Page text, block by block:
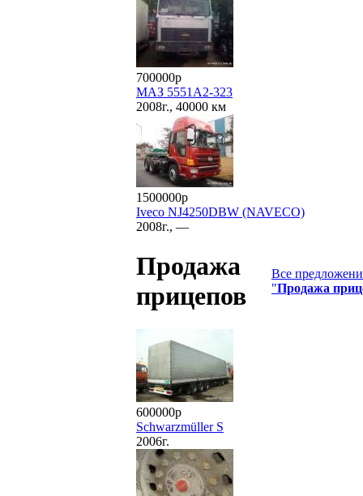
700000р
МАЗ 5551A2-323
2008г., 40000 км
1500000р
Iveco NJ4250DBW (NAVECO)
2008г., —
Продажа
прицепов
Все
"Продажа
600000р
Schwarzmüller S
2006г.